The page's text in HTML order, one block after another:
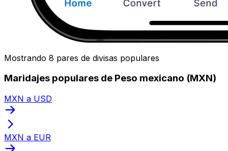
Mostrando 8 pares de divisas populares
Maridajes populares de Peso mexicano (MXN)
MXN a USD
MXN a EUR